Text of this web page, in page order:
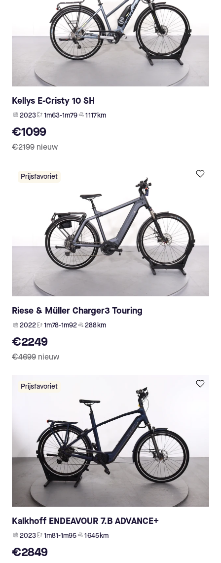
Kellys E-Cristy 10 SH
2023 1m63-1m79 1 117 km
€1099
€2199 nieuw
Prijsfavoriet
Riese & Müller Charger3 Touring
2022 1m78-1m92 288 km
€2249
€4699 nieuw
Prijsfavoriet
Kalkhoff ENDEAVOUR 7.B ADVANCE+
2023 1m81-1m95 1 645 km
€2849